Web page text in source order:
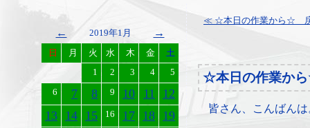
← 2019年1月 →
日 月 火 水 木 金
土
1
2 3 4
5
6
7 8 9 10 11
12
13 14 15 16 17 18 19
≪ ☆本日の作業から☆
☆本日の作業か
皆さん、こんばんは